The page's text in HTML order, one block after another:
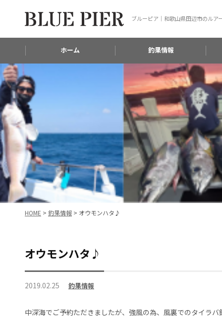
ブルーピア｜和歌山県田辺市のルア
ホーム 釣果情報
HOME > 釣果情報 > オウモンハタ♪
オウモンハタ♪
2019.02.25 釣果情報
中深海でご予約ただきましたが、強風の為、風裏でのタイラ